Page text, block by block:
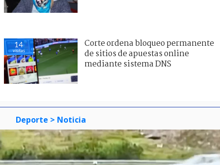
14
visitas
Corte ordena bloqueo permanente
de sitios de apuestas online
mediante sistema DNS
Deporte > Noticia